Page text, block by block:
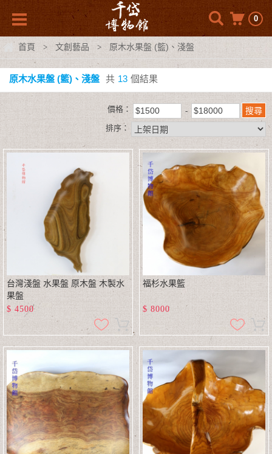
0
首頁 > 文創藝品 > 原木水果盤 (籃)、淺盤
原木水果盤 (籃)、淺盤 共 13 個結果
價格：
排序：
台灣淺盤 水果盤 原木盤 木製水
果盤
$ 4500
福杉水果籃
$ 8000